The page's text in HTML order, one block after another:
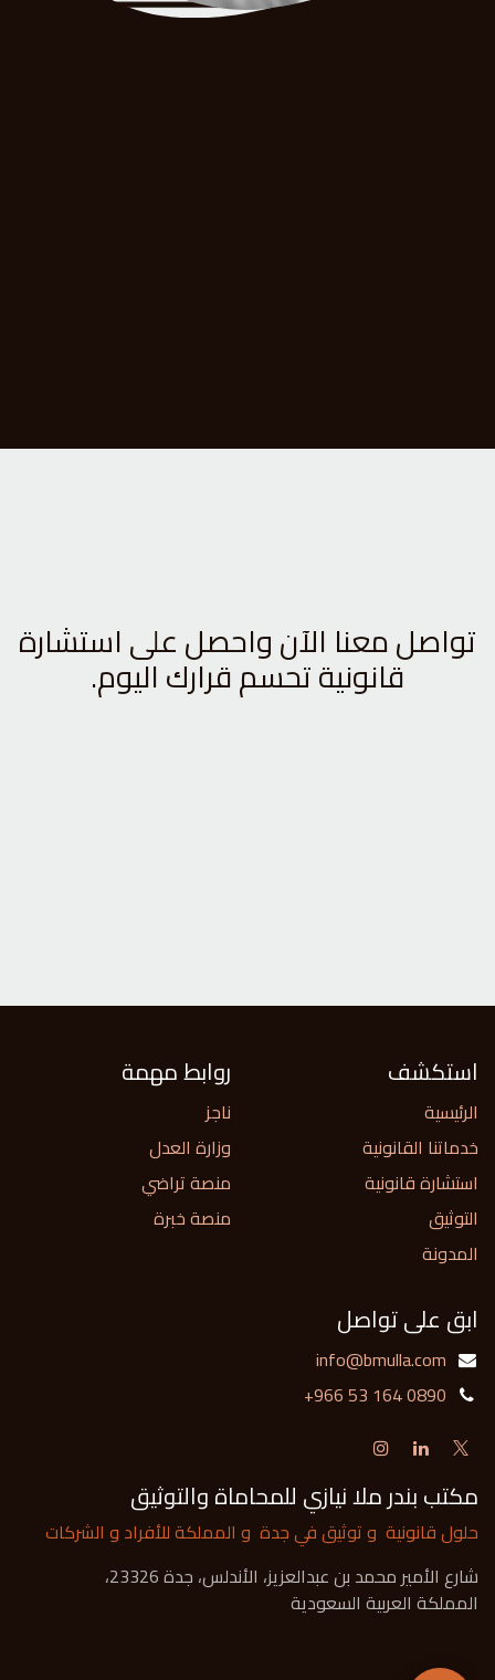
تواصل معنا الآن واحصل على استشارة
قانونية تحسم قرارك اليوم.
استكشف
الرئيسية
خدماتنا القانونية
استشارة قانونية
التوثيق
المدونة
روابط مهمة
ناجز
وزارة العدل
منصة تراضي
منصة خبرة
ابق على تواصل
info@bmulla.com
+966 53 164 0890
مكتب بندر ملا نيازي للمحاماة والتوثيق
حلول قانونية و توثيق في جدة و المملكة للأفراد و الشركات
شارع الأمير محمد بن عبدالعزيز، الأندلس، جدة 23326،
المملكة العربية السعودية